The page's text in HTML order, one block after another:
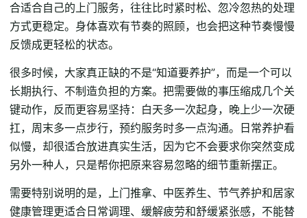
合适合自己的上门服务，往往比时紧时松、忽冷忽热的处理
方式更稳定。身体喜欢有节奏的照顾，也会把这种节奏慢慢
反馈成更轻松的状态。
很多时候，大家真正缺的不是“知道要养护”，而是一个可以
长期执行、不制造负担的方案。把需要做的事压缩成几个关
键动作，反而更容易坚持：白天多一次起身，晚上少一次硬
扛，周末多一点步行，预约服务时多一点沟通。日常养护看
似慢，却很适合放进真实生活，因为它不会要求你突然变成
另外一种人，只是帮你把原来容易忽略的细节重新摆正。
需要特别说明的是，上门推拿、中医养生、节气养护和居家
健康管理更适合日常调理、缓解疲劳和舒缓紧张感，不能替